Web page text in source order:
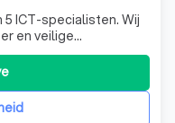
5 ICT-specialisten. Wij
en veilige
en betrouwbaar voor